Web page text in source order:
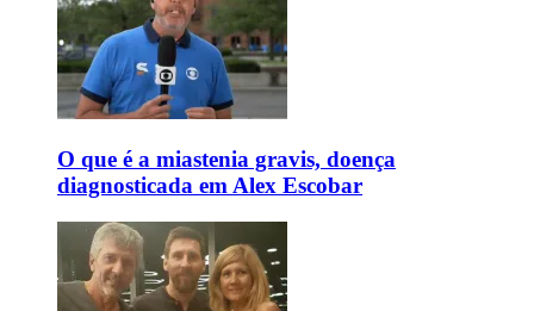
O que é a miastenia gravis, doença
diagnosticada em Alex Escobar